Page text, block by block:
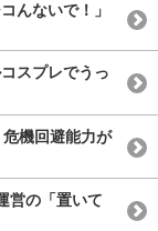
んないで！」
スプレでうっ
危機回避能力が
営の「置いて